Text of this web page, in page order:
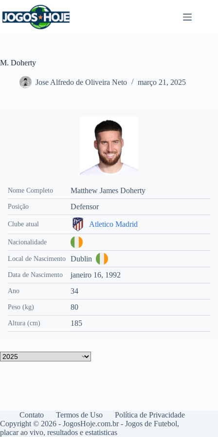
para
o
M. Doherty
Jose Alfredo de Oliveira Neto março 21, 2025
Nome Completo Matthew James Doherty
Posição Defensor
Clube atual Atletico Madrid
Nacionalidade
Local de Nascimento Dublin
Data de Nascimento janeiro 16, 1992
Ano 34
Peso (kg) 80
Altura (cm) 185
Contato Termos de Uso
Política de Privacidade
Copyright © 2026 - JogosHoje.com.br - Jogos de Futebol,
placar ao vivo, resultados e estatisticas